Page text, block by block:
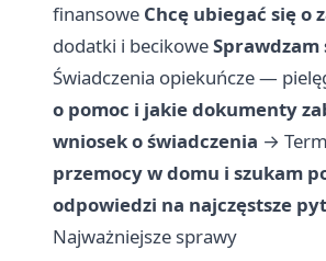
finansowe Chcę ubiegać się o
dodatki i becikowe
Świadczenia opiekuńcze —
o pomoc i jakie dokumenty
wniosek o świadczenia →
przemocy w domu i szukam
odpowiedzi na najczęstsze
Najważniejsze sprawy